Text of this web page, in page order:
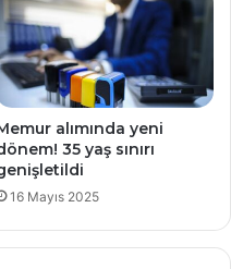
alımında yeni
35 yaş sınırı
16 Mayıs 2025